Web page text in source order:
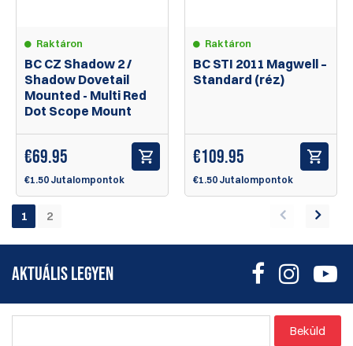
Raktáron
BC CZ Shadow 2 /
Shadow Dovetail
Mounted - Multi Red
Dot Scope Mount
€69.95
€1.50 Jutalompontok
Raktáron
BC STI 2011 Magwell –
Standard (réz)
€109.95
€1.50 Jutalompontok
1 2
AKTUÁLIS LEGYEN
Beküld